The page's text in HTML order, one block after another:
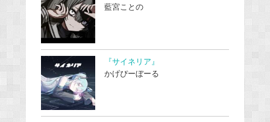
藍宮ことの
『サイネリア』
かげぴーぼーる